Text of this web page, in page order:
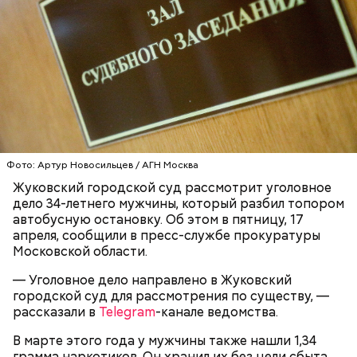
Фото: Артур Новосильцев / АГН Москва
Жуковский городской суд рассмотрит уголовное
дело 34-летнего мужчины, который разбил топором
автобусную остановку. Об этом в пятницу, 17
апреля, сообщили в пресс-службе прокуратуры
Московской области.
— Уголовное дело направлено в Жуковский
городской суд для рассмотрения по существу, —
рассказали в Telegram-канале ведомства.
В марте этого года у мужчины также нашли 1,34
Родственники обналичивали деньги и возвращали
вызвать подозрений у налоговой, Гасанов либо
распределял их между еще несколькими счетами,
либопокупал на них квартиры.
— Мы съездили за витаминами, вернулись обратно,
поднялись домой. У него ухудшилось самочувствие
через сутки... Его увезли в больницу,
реанимировали, и там он скончался, — рассказывал
Миссюра на допросе.
Видео: пресс-служба ГСУ СК по Московской области